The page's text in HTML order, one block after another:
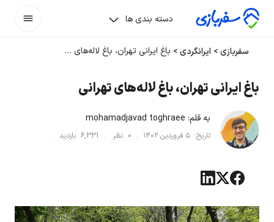
دسته بندی ها
سفربازی> ایرانگردی> باغ ایرانی تهران، باغ لاله‌های تهرانی
باغ ایرانی تهران، باغ لاله‌های تهرانی
به قلم: mohamadjavad toghraee
تاریخ: ۵ فروردین ۱۴۰۲ .
0 نظر . 6,331 بازدید .